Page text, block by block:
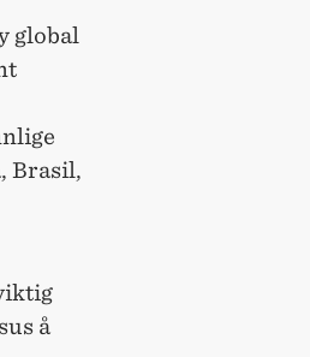
global
Brasil,
å